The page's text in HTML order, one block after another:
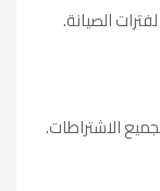
الصيانة.
الاشتراطات.